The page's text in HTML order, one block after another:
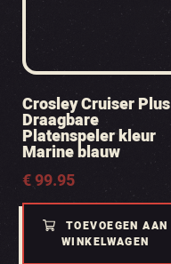
Crosley Cruiser Plus
Draagbare
Platenspeler kleur
Marine blauw
€99.95
TOEVOEGEN AAN
WINKELWAGEN